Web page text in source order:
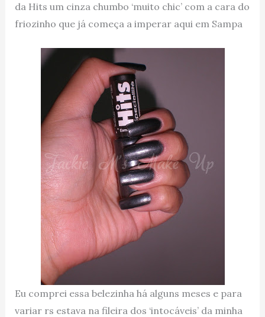
da Hits um cinza chumbo ‘muito chic’ com a cara do
friozinho que já começa a imperar aqui em Sampa
Eu comprei essa belezinha há alguns meses e para
variar rs estava na fileira dos ‘intocáveis’ da minha